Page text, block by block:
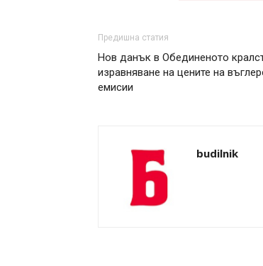
Предишна статия
Нов данък в Обединеното
изравняване на цените на
емисии
budilnik